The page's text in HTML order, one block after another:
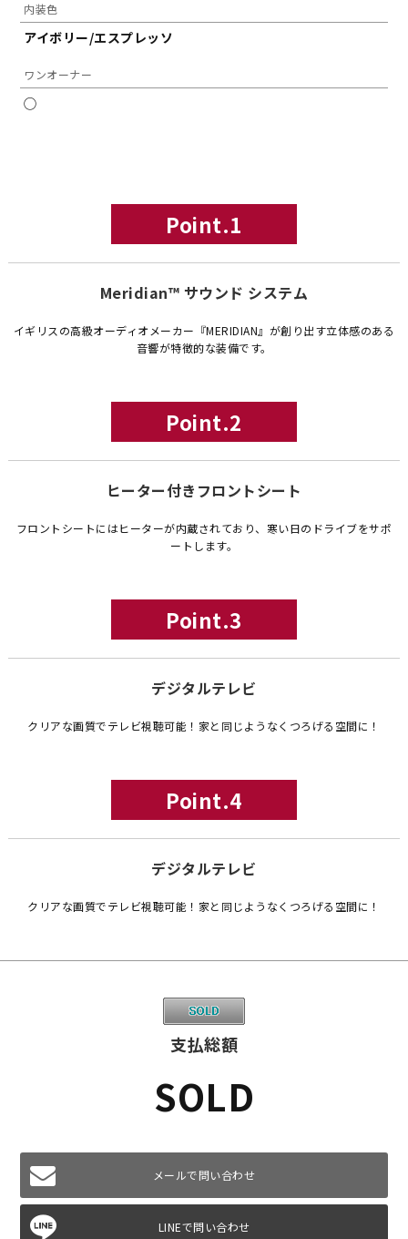
内装色
アイボリー/エスプレッソ
ワンオーナー
◯
Point.1
Meridian™ サウンド システム
イギリスの高級オーディオメーカー『MERIDIAN』が創り出す立体感のある
音響が特徴的な装備です。
Point.2
ヒーター付きフロントシート
フロントシートにはヒーターが内蔵されており、寒い日のドライブをサポ
ートします。
Point.3
デジタルテレビ
クリアな画質でテレビ視聴可能！家と同じようなくつろげる空間に！
Point.4
デジタルテレビ
クリアな画質でテレビ視聴可能！家と同じようなくつろげる空間に！
支払総額
SOLD
メールで問い合わせ